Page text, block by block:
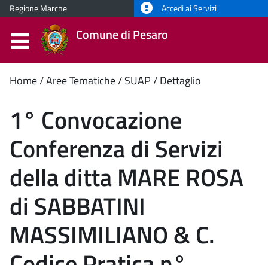
Regione Marche Accedi ai Servizi
Comune di Pesaro
Contenuto
principale
Home Aree Tematiche SUAP Dettaglio
1° Convocazione
Conferenza di Servizi
della ditta MARE ROSA
di SABBATINI
MASSIMILIANO & C.